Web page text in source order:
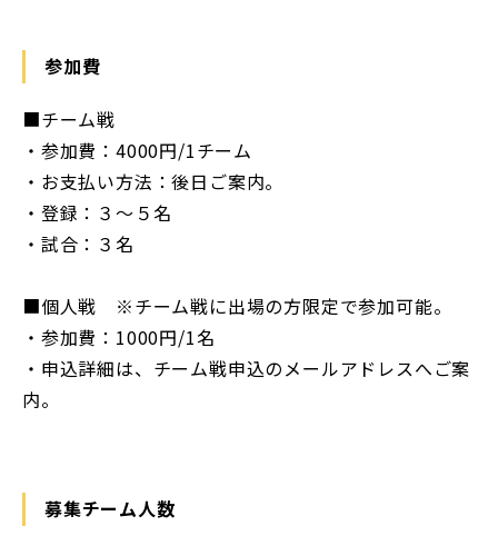
参加費
■チーム戦
・参加費：4000円/1チーム
・お支払い方法：後日ご案内。
・登録：３～５名
・試合：３名
■個人戦 ※チーム戦に出場の方限定で参加可能。
・参加費：1000円/1名
・申込詳細は、チーム戦申込のメールアドレスへご案
内。
募集チーム人数